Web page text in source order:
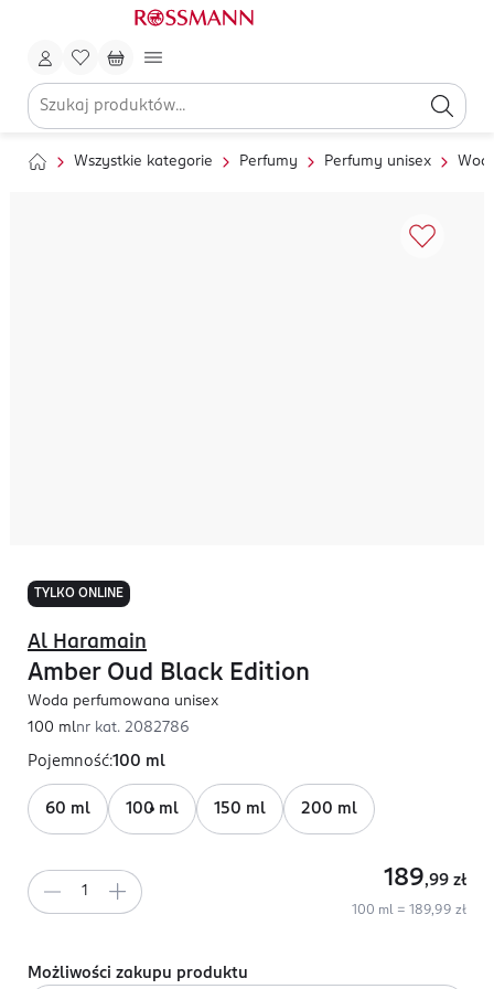
Wszystkie kategorie Perfumy Perfumy unisex
TYLKO ONLINE
Al Haramain
Amber Oud Black Edition
Woda perfumowana unisex
100 mlnr kat. 2082786
Pojemność:100 ml
60 ml 100 ml 150 ml 200 ml
189,99 zł
100 ml = 189,99 zł
Możliwości zakupu produktu